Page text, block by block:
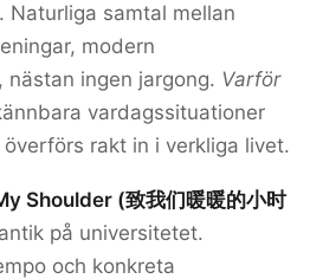
Naturliga samtal mellan
modern
ingen jargong. Varför
vardagssituationer
rakt in i verkliga livet.
Shoulder (致我们暖暖的小时
på universitetet.
och konkreta